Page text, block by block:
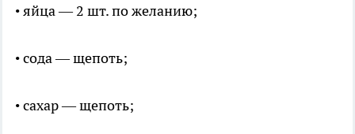
• яйца — 2 шт. по желанию;
• сода — щепоть;
• сахар — щепоть;